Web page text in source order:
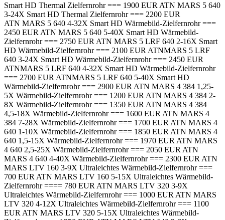
Smart HD Thermal Zielfernrohr === 1900 EUR ATN MARS 5 640
3-24X Smart HD Thermal Zielfernrohr === 2200 EUR
ATN MARS 5 640 4-32X Smart HD Wärmebild-Zielfernrohr ===
2450 EUR ATN MARS 5 640 5-40X Smart HD Wärmebild-
Zielfernrohr === 2750 EUR ATN MARS 5 LRF 640 2-16X Smart
HD Wärmebild-Zielfernrohr === 2100 EUR ATNMARS 5 LRF
640 3-24X Smart HD Wärmebild-Zielfernrohr === 2450 EUR
ATNMARS 5 LRF 640 4-32X Smart HD Wärmebild-Zielfernrohr
=== 2700 EUR ATNMARS 5 LRF 640 5-40X Smart HD
Wärmebild-Zielfernrohr === 2900 EUR ATN MARS 4 384 1,25-
5X Wärmebild-Zielfernrohr === 1200 EUR ATN MARS 4 384 2-
8X Wärmebild-Zielfernrohr === 1350 EUR ATN MARS 4 384
4,5-18X Wärmebild-Zielfernrohr === 1600 EUR ATN MARS 4
384 7-28X Wärmebild-Zielfernrohr === 1700 EUR ATN MARS 4
640 1-10X Wärmebild-Zielfernrohr === 1850 EUR ATN MARS 4
640 1,5-15X Wärmebild-Zielfernrohr === 1970 EUR ATN MARS
4 640 2,5-25X Wärmebild-Zielfernrohr === 2050 EUR ATN
MARS 4 640 4-40X Wärmebild-Zielfernrohr === 2300 EUR ATN
MARS LTV 160 3-9X Ultraleichtes Wärmebild-Zielfernrohr ===
700 EUR ATN MARS LTV 160 5-15X Ultraleichtes Wärmebild-
Zielfernrohr ==== 780 EUR ATN MARS LTV 320 3-9X
Ultraleichtes Wärmebild-Zielfernrohr === 1000 EUR ATN MARS
LTV 320 4-12X Ultraleichtes Wärmebild-Zielfernrohr === 1100
EUR ATN MARS LTV 320 5-15X Ultraleichtes Wärmebild-